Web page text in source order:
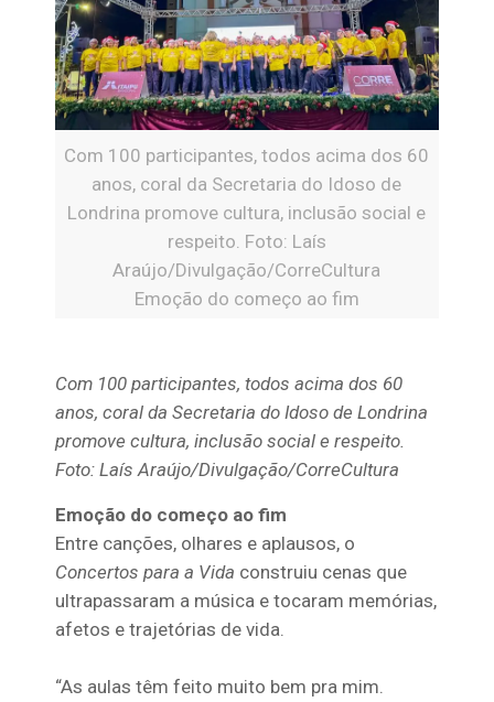
Com 100 participantes, todos acima dos 60
anos, coral da Secretaria do Idoso de
Londrina promove cultura, inclusão social e
respeito. Foto: Laís
Araújo/Divulgação/CorreCultura
Emoção do começo ao fim
Com 100 participantes, todos acima dos 60
anos, coral da Secretaria do Idoso de Londrina
promove cultura, inclusão social e respeito.
Foto: Laís Araújo/Divulgação/CorreCultura
Emoção do começo ao fim
Entre canções, olhares e aplausos, o
Concertos para a Vida construiu cenas que
ultrapassaram a música e tocaram memórias,
afetos e trajetórias de vida.
“As aulas têm feito muito bem pra mim.